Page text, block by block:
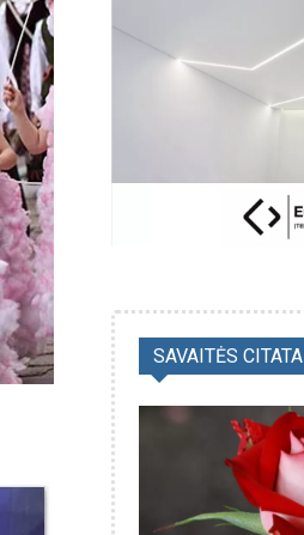
SAVAITĖS CITATA